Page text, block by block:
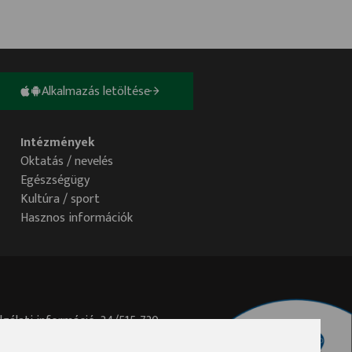
Alkalmazás letöltése
Intézmények
Oktatás / nevelés
Egészségügy
Kultúra / sport
Hasznos információk
információ: 34/515-730